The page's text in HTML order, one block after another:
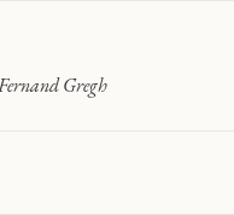
Gregh